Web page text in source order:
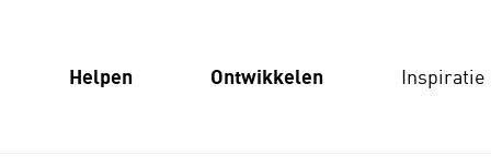
Helpen Ontwikkelen Inspiratie